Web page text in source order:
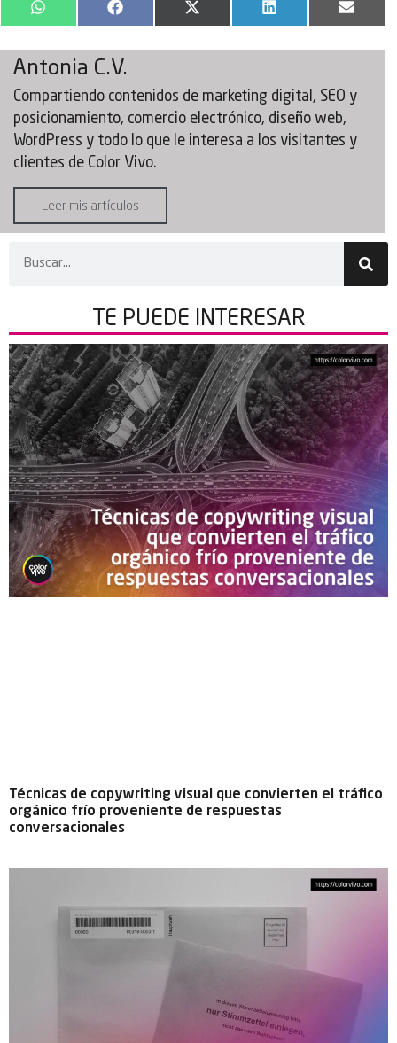
WhatsApp Facebook
X
(Twitter)
LinkedIn Email
Antonia C.V.
Compartiendo contenidos de marketing digital, SEO y
posicionamiento, comercio electrónico, diseño web,
WordPress y todo lo que le interesa a los visitantes y
clientes de Color Vivo.
Leer mis artículos
TE PUEDE INTERESAR
Técnicas de copywriting visual que convierten el tráfico
orgánico frío proveniente de respuestas
conversacionales